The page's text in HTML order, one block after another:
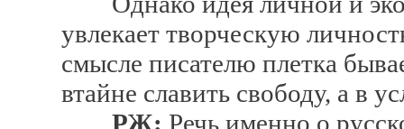
увлекает творческую
смысле писателю плетка
втайне славить свободу, а в
РЖ: Речь именно о